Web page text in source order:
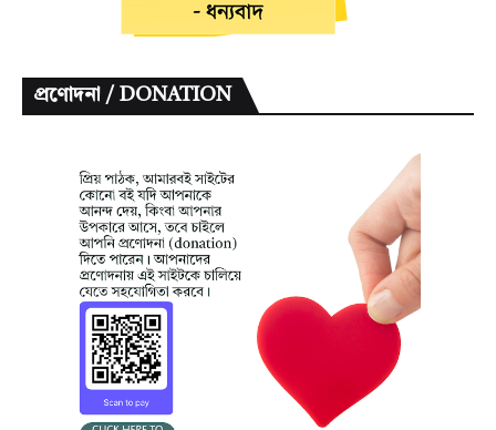
প্রণোদনা / DONATION